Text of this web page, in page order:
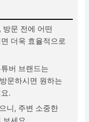
문 전에 어떤
더욱 효율적으로
버 브랜드는
문하시면 원하는
.
니, 주변 소중한
보세요.